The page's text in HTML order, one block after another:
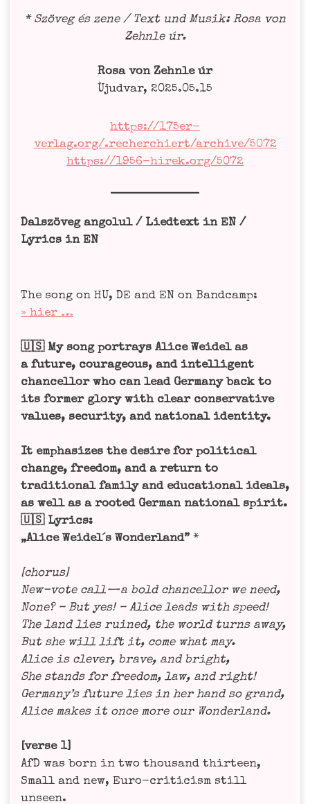
* Szö­veg és zene /Text und Musik: Rosa von
Zehn­le úr.
Rosa von Zehn­le úr
Ùjud­var, 2025.05.15
https://175er-
verlag.org/.recherchiert/archive/5072
https://1956-hirek.org/5072
Dals­zö­veg ango­lul / Lied­text in EN /
Lyrics in EN
The song on HU, DE and EN on Band­camp:
» hier …
🇺🇸 My song por­trays Ali­ce Wei­del as
a future, cou­ra­ge­ous, and intel­li­gent
chan­cell­or who can lead Ger­ma­ny back to
its for­mer glo­ry with clear con­ser­va­ti­ve
values, secu­ri­ty, and natio­nal iden­ti­ty.
It empha­si­zes the desi­re for poli­ti­cal
chan­ge, free­dom, and a return to
tra­di­tio­nal fami­ly and edu­ca­tio­nal ide­als,
as well as a roo­ted Ger­man natio­nal spirit.
🇺🇸 Lyrics:
„Ali­ce Weidel´s Won­der­land” *
[cho­rus]
New-vote call — a bold chan­cell­or we need,
None? – But yes! – Ali­ce leads with speed!
The land lies rui­ned, the world turns away,
But she will lift it, come what may.
Ali­ce is cle­ver, bra­ve, and bright,
She stands for free­dom, law, and right!
Germany’s future lies in her hand so grand,
Ali­ce makes it once more our Won­der­land.
[ver­se 1]
AfD was born in two thousand thir­teen,
Small and new, Euro-cri­ti­cism still
unseen.